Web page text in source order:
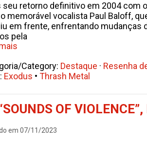
seu retorno definitivo em 2004 com
memorável vocalista Paul Baloff,
em frente, enfrentando mudanças
pela
Category: Destaque · Resenha
Exodus • Thrash Metal
OF
em 07/11/2023